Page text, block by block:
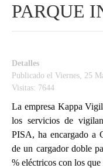
PARQUE
Detalles
Publicado el Viernes, 25
Visitas: 7644
La empresa Kappa
los servicios de
PISA, ha encargado a
de un cargador doble
% eléctricos con los